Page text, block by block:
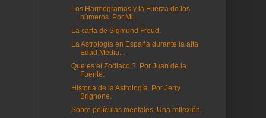
Los Harmogramas y la Fuerza de los
números. Por Mi...
La carta de Sigmund Freud.
La Astrología en España durante la alta
Edad Media...
Que es el Zodiaco ?. Por Juan de la
Fuente.
Historia de la Astrología. Por Jerry
Brignone.
Sobre películas mentales. Una reflexión.